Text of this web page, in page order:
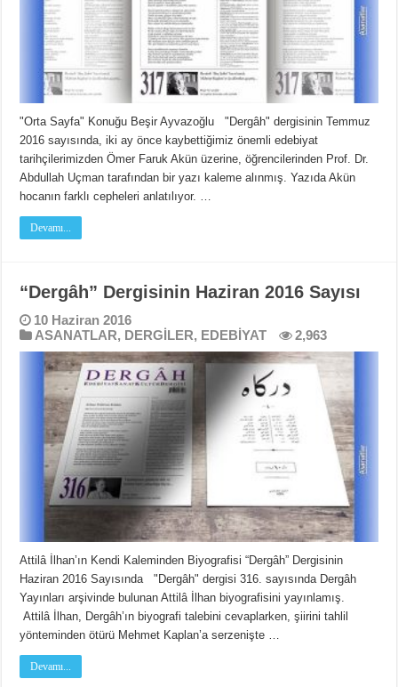
"Orta Sayfa" Konuğu Beşir Ayvazoğlu "Dergâh" dergisinin Temmuz
2016 sayısında, iki ay önce kaybettiğimiz önemli edebiyat
tarihçilerimizden Ömer Faruk Akün üzerine, öğrencilerinden Prof. Dr.
Abdullah Uçman tarafından bir yazı kaleme alınmış. Yazıda Akün
hocanın farklı cepheleri anlatılıyor. …
Devamı...
“Dergâh” Dergisinin Haziran 2016 Sayısı
10 Haziran 2016
ASANATLAR, DERGİLER, EDEBİYAT 2,963
Attilâ İlhan’ın Kendi Kaleminden Biyografisi “Dergâh” Dergisinin
Haziran 2016 Sayısında "Dergâh" dergisi 316. sayısında Dergâh
Yayınları arşivinde bulunan Attilâ İlhan biyografisini yayınlamış.
Attilâ İlhan, Dergâh’ın biyografi talebini cevaplarken, şiirini tahlil
yönteminden ötürü Mehmet Kaplan’a serzenişte …
Devamı...